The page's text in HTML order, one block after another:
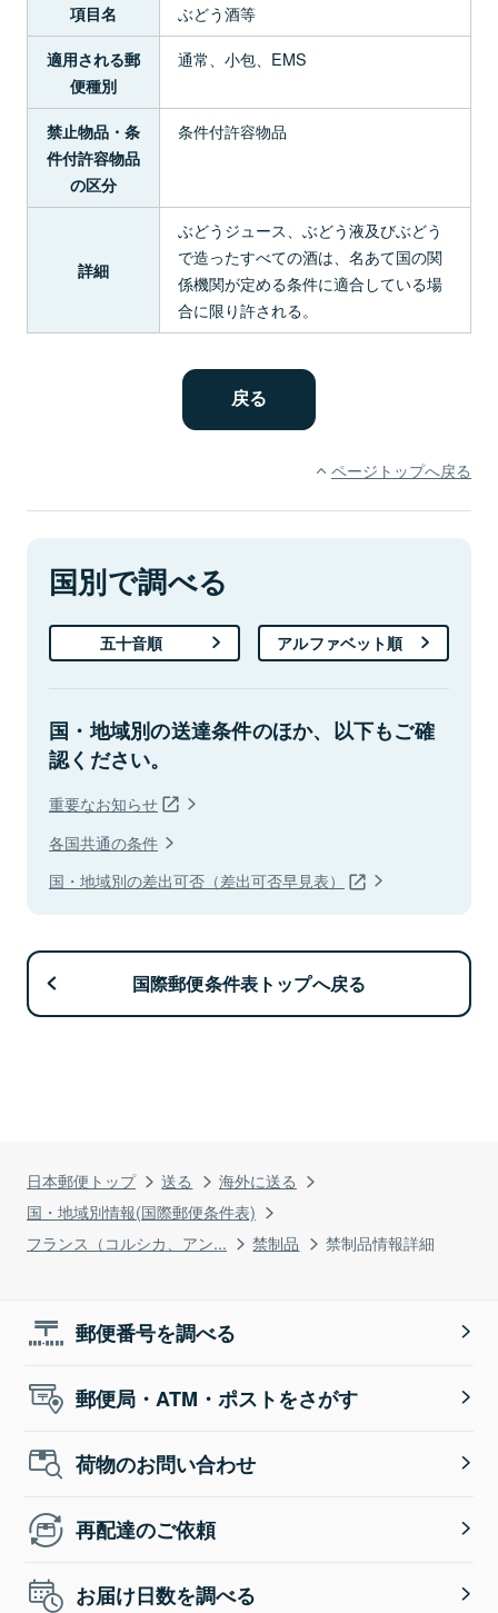
日本郵便トップ 送る
海外に送る
国・地域別情報(国際郵便条件表)
フランス（コルシカ、アン...
禁制品 禁制品情報詳細
項目名 ぶどう酒等
適用される郵
便種別
通常、小包、EMS
禁止物品・条
件付許容物品
の区分
条件付許容物品
詳細
ぶどうジュース、ぶどう液及びぶどう
で造ったすべての酒は、名あて国の関
係機関が定める条件に適合している場
合に限り許される。
ページトップへ戻る
国別で調べる
五十音順 アルファベット順
国・地域別の送達条件のほか、以下もご確
認ください。
重要なお知らせ
各国共通の条件
国・地域別の差出可否（差出可否早見表）
国際郵便条件表トップへ戻る
郵便番号を調べる
郵便局・ATM・ポストをさがす
荷物のお問い合わせ
再配達のご依頼
お届け日数を調べる